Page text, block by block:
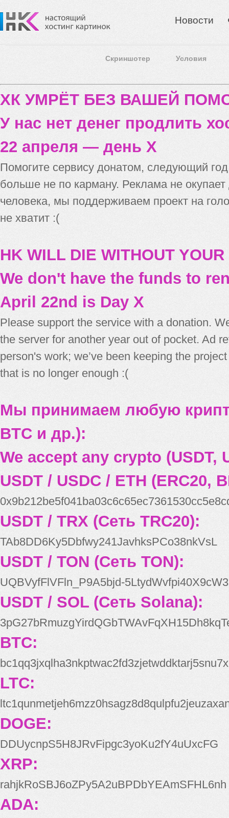
Новости
Скриншотер Условия
ХК УМРЁТ БЕЗ ВАШЕЙ
У нас нет денег продлить
22 апреля — день X
Помогите сервису донатом, следующий
больше не по карману. Реклама не
человека, мы поддерживаем проект на
не хватит :(
HK WILL DIE WITHOUT
We don't have the funds to
April 22nd is Day X
Please support the service with a donation.
the server for another year out of pocket. Ad
person's work; we’ve been keeping the
that is no longer enough :(
Мы принимаем любую
BTC и др.):
We accept any crypto (USDT,
USDT / USDC / ETH (ERC20,
USDT / TRX (Сеть TRC20):
TAb8DD6Ky5Dbfwy241JavhksPCo38nkVsL
USDT / TON (Сеть TON):
UQBVyfFlVFln_P9A5bjd-
USDT / SOL (Сеть Solana):
BTC:
bc1qq3jxqlha3nkptwac2fd3zjetwddktarj5snu7x
LTC:
DOGE:
DDUycnpS5H8JRvFipgc3yoKu2fY4uUxcFG
XRP:
rahjkRoSBJ6oZPy5A2uBPDbYEAmSFHL6nh
ADA: